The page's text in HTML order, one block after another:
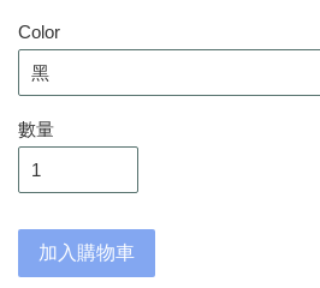
Color
數量
加入購物車